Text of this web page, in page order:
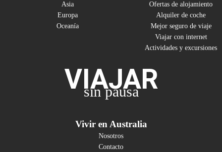
Asia
Europa
Oceanía
Ofertas de alojamiento
Alquiler de coche
Mejor seguro de viaje
Viajar con internet
Actividades y excursiones
VIAJAR
sin pausa
Vivir en Australia
Nosotros
Contacto